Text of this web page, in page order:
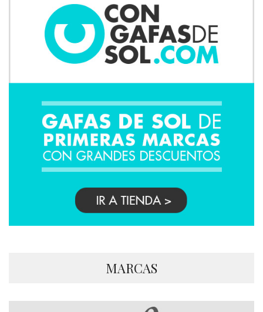
MARCAS